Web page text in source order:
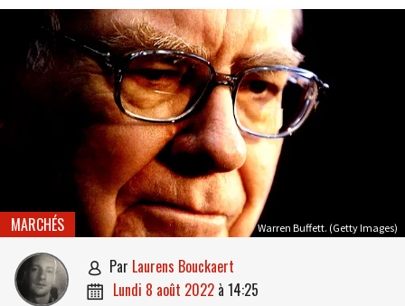
Warren Buffett. (Getty Images)
MARCHÉS
 par Laurens Bouckaert
 lundi 8 août 2022 à 14:25